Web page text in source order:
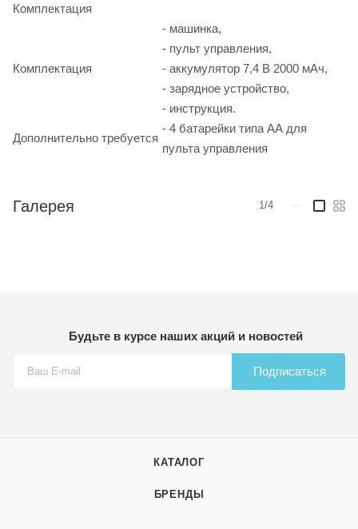
Комплектация
Комплектация
- машинка,
- пульт управления,
- аккумулятор 7,4 В 2000 мАч,
- зарядное устройство,
- инструкция.
Дополнительно требуется
- 4 батарейки типа АА для
пульта управления
Галерея 1/4
Будьте в курсе наших акций и новостей
Подписаться
КАТАЛОГ
БРЕНДЫ